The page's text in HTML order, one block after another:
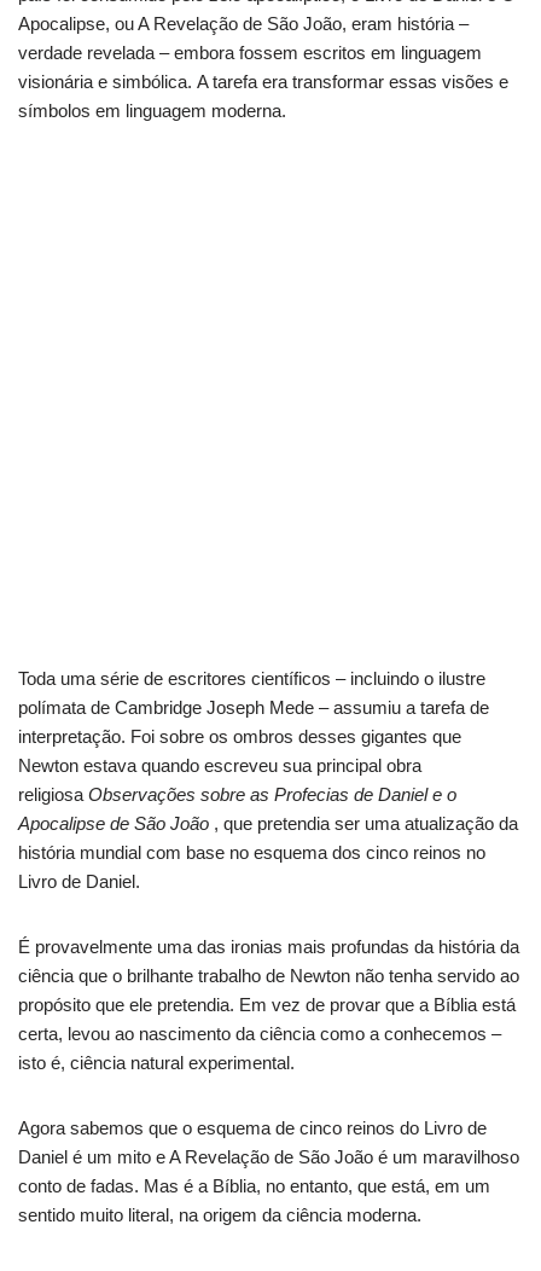
Apocalipse, ou A Revelação de São João, eram história –
verdade revelada – embora fossem escritos em linguagem
visionária e simbólica. A tarefa era transformar essas visões e
símbolos em linguagem moderna.
Toda uma série de escritores científicos – incluindo o ilustre
polímata de Cambridge Joseph Mede – assumiu a tarefa de
interpretação. Foi sobre os ombros desses gigantes que
Newton estava quando escreveu sua principal obra
religiosa Observações sobre as Profecias de Daniel e o
Apocalipse de São João , que pretendia ser uma atualização da
história mundial com base no esquema dos cinco reinos no
Livro de Daniel.
É provavelmente uma das ironias mais profundas da história da
ciência que o brilhante trabalho de Newton não tenha servido ao
propósito que ele pretendia. Em vez de provar que a Bíblia está
certa, levou ao nascimento da ciência como a conhecemos –
isto é, ciência natural experimental.
Agora sabemos que o esquema de cinco reinos do Livro de
Daniel é um mito e A Revelação de São João é um maravilhoso
conto de fadas. Mas é a Bíblia, no entanto, que está, em um
sentido muito literal, na origem da ciência moderna.